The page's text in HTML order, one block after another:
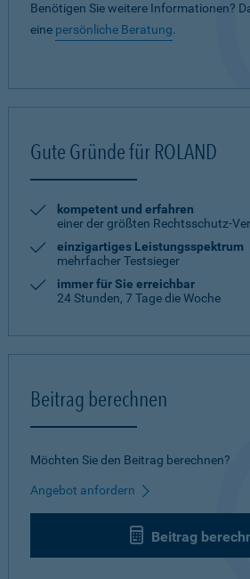
Benötigen Sie weitere Informationen?
eine persönliche Beratung.
Gute Gründe für ROLAND
kompetent und erfahren
einer der größten Rechtsschutz-
einzigartiges Leistungsspektrum
mehrfacher Testsieger
immer für Sie erreichbar
24 Stunden, 7 Tage die Woche
Beitrag berechnen
Möchten Sie den Beitrag berechnen?
Angebot anfordern
Beitrag